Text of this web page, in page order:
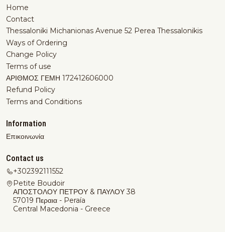
Home
Contact
Thessaloniki Michanionas Avenue 52 Perea Thessalonikis
Ways of Ordering
Change Policy
Terms of use
ΑΡΙΘΜΟΣ ΓΕΜΗ 172412606000
Refund Policy
Terms and Conditions
Information
Επικοινωνία
Contact us
+302392111552
Petite Boudoir
ΑΠΟΣΤΟΛΟΥ ΠΕΤΡΟΥ & ΠΑΥΛΟΥ 38
57019 Περαια - Peraía
Central Macedonia - Greece